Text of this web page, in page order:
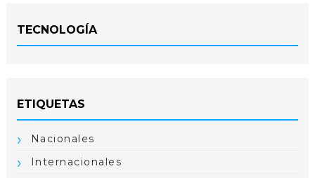
TECNOLOGÍA
ETIQUETAS
Nacionales
Internacionales